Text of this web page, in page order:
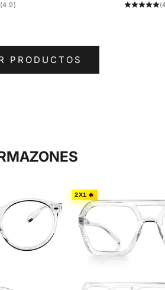
(4.9)
PRODUCTOS
2X1 🔥